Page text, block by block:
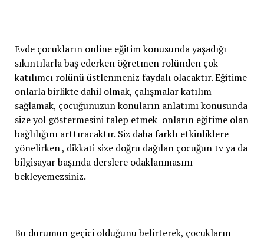
Evde çocukların online eğitim konusunda yaşadığı
sıkıntılarla baş ederken öğretmen rolünden çok
katılımcı rolünü üstlenmeniz faydalı olacaktır. Eğitime
onlarla birlikte dahil olmak, çalışmalar katılım
sağlamak, çocuğunuzun konuların anlatımı konusunda
size yol göstermesini talep etmek onların eğitime olan
bağlılığını arttıracaktır. Siz daha farklı etkinliklere
yönelirken , dikkati size doğru dağılan çocuğun tv ya da
bilgisayar başında derslere odaklanmasını
bekleyemezsiniz.
Bu durumun geçici olduğunu belirterek, çocukların